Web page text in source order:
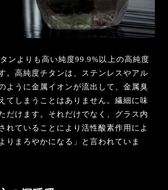
ンよりも高い純度99.9%以上の高純度
。高純度チタンは、ステンレスやアル
ように金属イオンが流出して、金属臭
てしまうことはありません。繊細に味
だけます。それだけでなく、グラス内
れていることにより活性酸素作用によ
りまろやかになる」と言われていま